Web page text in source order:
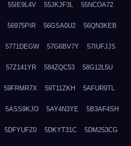
55IE9L4V 55JKJF3L 55NCOA72
56975PIR 56GSA0U2 56QN3KEB
5771DEGW 57G6BV7Y 57IUFJJS
57Z141YR 584ZQC53 58G12L5U
59FRMR7X 59T11ZKH 5AFUR9TL
5ASS9KJO 5AY4N3YE 5B3AF4SH
5DFYUFZ0 5DKYT31C 5DM253CG